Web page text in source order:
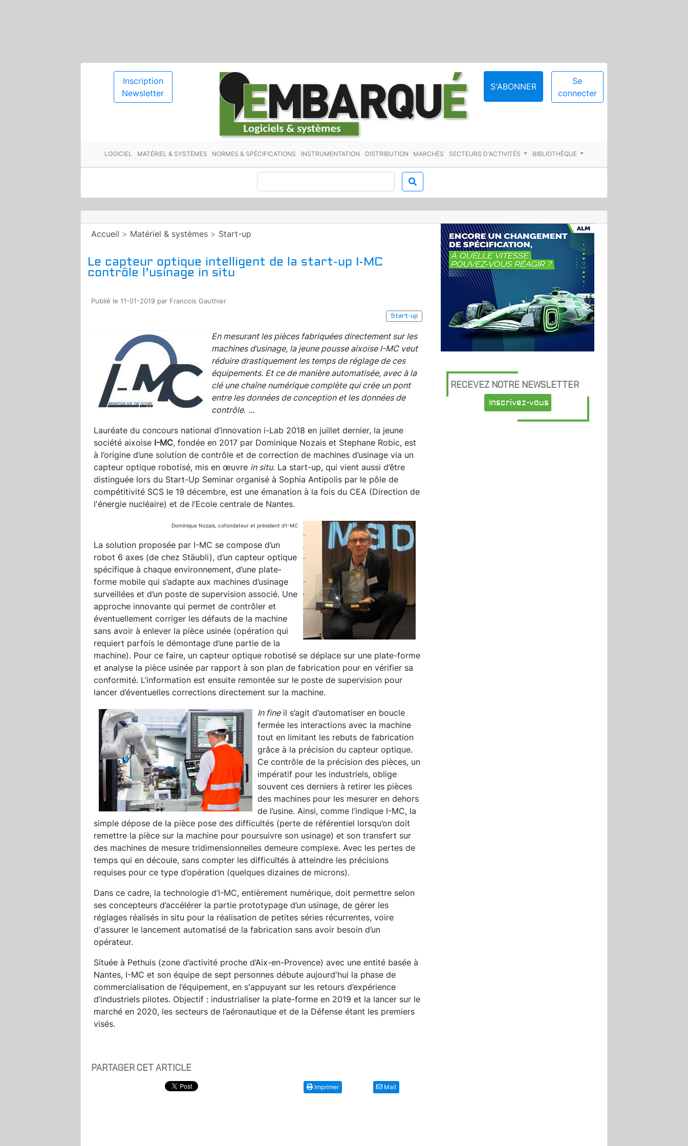
Inscription
Newsletter
S'ABONNER
Se
connecter
LOGICIEL MATÉRIEL & SYSTÈMES NORMES & SPÉCIFICATIONS INSTRUMENTATION DISTRIBUTION MARCHÉS SECTEURS D'ACTIVITÉS BIBLIOTHÈQUE
Accueil > Matériel & systèmes > Start-up
Le capteur optique intelligent de la start-up I-MC
contrôle l’usinage in situ
Publié le 11-01-2019 par Francois Gauthier
Start-up
En mesurant les pièces fabriquées directement sur les
machines d’usinage, la jeune pousse aixoise I-MC veut
réduire drastiquement les temps de réglage de ces
équipements. Et ce de manière automatisée, avec à la
clé une chaîne numérique complète qui crée un pont
entre les données de conception et les données de
contrôle. ​ ...
Lauréate du concours national d’innovation i-Lab 2018 en juillet dernier, la jeune
société aixoise I-MC, fondée en 2017 par Dominique Nozais et Stephane Robic, est
à l’origine d’une solution de contrôle et de correction de machines d’usinage via un
capteur optique robotisé, mis en œuvre in situ. La start-up, qui vient aussi d’être
distinguée lors du Start-Up Seminar organisé à Sophia Antipolis par le pôle de
compétitivité SCS le 19 décembre, est une émanation à la fois du CEA (Direction de
l'énergie nucléaire) et de l’Ecole centrale de Nantes.
Dominique Nozais, cofondateur et président d'I-MC
La solution proposée par I-MC se compose d’un
robot 6 axes (de chez Stäubli), d’un capteur optique
spécifique à chaque environnement, d’une plate-
forme mobile qui s’adapte aux machines d’usinage
surveillées et d’un poste de supervision associé. Une
approche innovante qui permet de contrôler et
éventuellement corriger les défauts de la machine
sans avoir à enlever la pièce usinée (opération qui
requiert parfois le démontage d’une partie de la
machine). Pour ce faire, un capteur optique robotisé se déplace sur une plate-forme
et analyse la pièce usinée par rapport à son plan de fabrication pour en vérifier sa
conformité. L’information est ensuite remontée sur le poste de supervision pour
lancer d’éventuelles corrections directement sur la machine.
In fineil s’agit d’automatiser en boucle
fermée les interactions avec la machine
tout en limitant les rebuts de fabrication
grâce à la précision du capteur optique.
Ce contrôle de la précision des pièces, un
impératif pour les industriels, oblige
souvent ces derniers à retirer les pièces
des machines pour les mesurer en dehors
de l’usine. Ainsi, comme l’indique I-MC, la
simple dépose de la pièce pose des difficultés (perte de référentiel lorsqu’on doit
remettre la pièce sur la machine pour poursuivre son usinage) et son transfert sur
des machines de mesure tridimensionnelles demeure complexe. Avec les pertes de
temps qui en découle, sans compter les difficultés à atteindre les précisions
requises pour ce type d’opération (quelques dizaines de microns).
Dans ce cadre, la technologie d’I-MC, entièrement numérique, doit permettre selon
ses concepteurs d’accélérer la partie prototypage d’un usinage, de gérer les
réglages réalisés in situ pour la réalisation de petites séries récurrentes, voire
d'assurer le lancement automatisé de la fabrication sans avoir besoin d’un
opérateur.
Située à Pethuis (zone d’activité proche d’Aix-en-Provence) avec une entité basée à
Nantes, I-MC et son équipe de sept personnes débute aujourd'hui la phase de
commercialisation de l’équipement, en s'appuyant sur les retours d’expérience
d’industriels pilotes. Objectif : industrialiser la plate-forme en 2019 et la lancer sur le
marché en 2020, les secteurs de l’aéronautique et de la Défense étant les premiers
visés.
PARTAGER CET ARTICLE
Imprimer Mail
RECEVEZ NOTRE NEWSLETTER
Inscrivez-vous